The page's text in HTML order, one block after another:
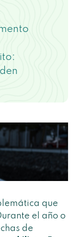
que
el año o
de